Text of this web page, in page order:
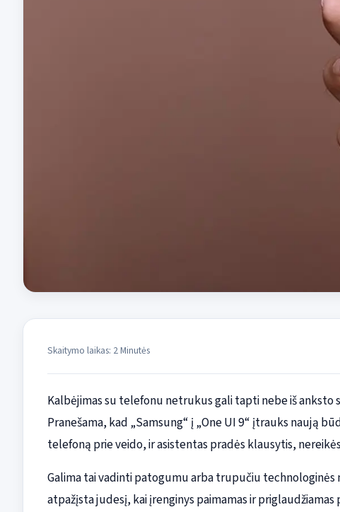
Skaitymo laikas: 2 Minutės
Kalbėjimas su telefonu netrukus gali tapti nebe iš
Pranešama, kad „Samsung“ į „One UI 9“ įtrauks naują
telefoną prie veido, ir asistentas pradės klausytis,
Galima tai vadinti patogumu arba trupučiu technologinės
atpažįsta judesį, kai įrenginys paimamas ir